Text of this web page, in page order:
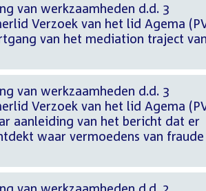
van werkzaamheden d.d. 3
Verzoek van het lid Agema
van het mediation traject
van werkzaamheden d.d. 3
Verzoek van het lid Agema
aanleiding van het bericht dat er
waar vermoedens van fraude